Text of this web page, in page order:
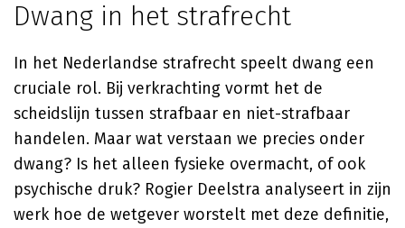
Dwang in het strafrecht
In het Nederlandse strafrecht speelt dwang een
cruciale rol. Bij verkrachting vormt het de
scheidslijn tussen strafbaar en niet-strafbaar
handelen. Maar wat verstaan we precies onder
dwang? Is het alleen fysieke overmacht, of ook
psychische druk? Rogier Deelstra analyseert in zijn
werk hoe de wetgever worstelt met deze definitie,